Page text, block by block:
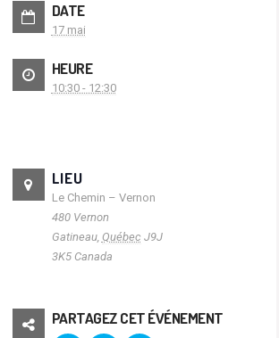
DATE
17 mai
HEURE
10:30 - 12:30
LIEU
Le Chemin – Vernon
480 Vernon
Gatineau, Québec J9J
3K5 Canada
PARTAGEZ CET ÉVÉNEMENT